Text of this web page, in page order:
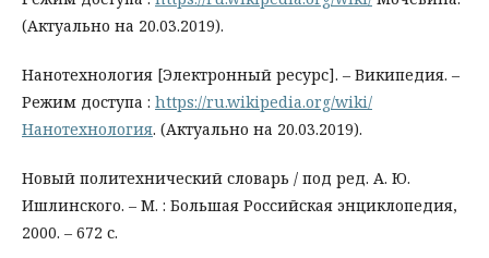
(Актуально на 20.03.2019).
Нанотехнология [Электронный ресурс]. – Википедия. –
Режим доступа : https://ru.wikipedia.org/wiki/
Нанотехнология. (Актуально на 20.03.2019).
Новый политехнический словарь / под ред. А. Ю.
Ишлинского. – М. : Большая Российская энциклопедия,
2000. – 672 с.